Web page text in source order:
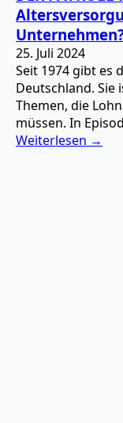
25. Juli 2024
Seit 1974 gibt es
Deutschland. Sie
Themen, die
müssen. In
Weiterlesen →